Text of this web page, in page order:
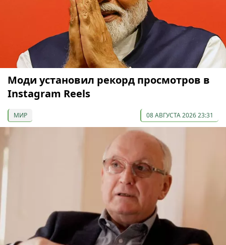
Моди установил рекорд просмотров в
Instagram Reels
МИР 08 АВГУСТА 2026 23:31